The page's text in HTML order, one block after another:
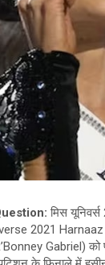
मिस
2021
Gabriel) को